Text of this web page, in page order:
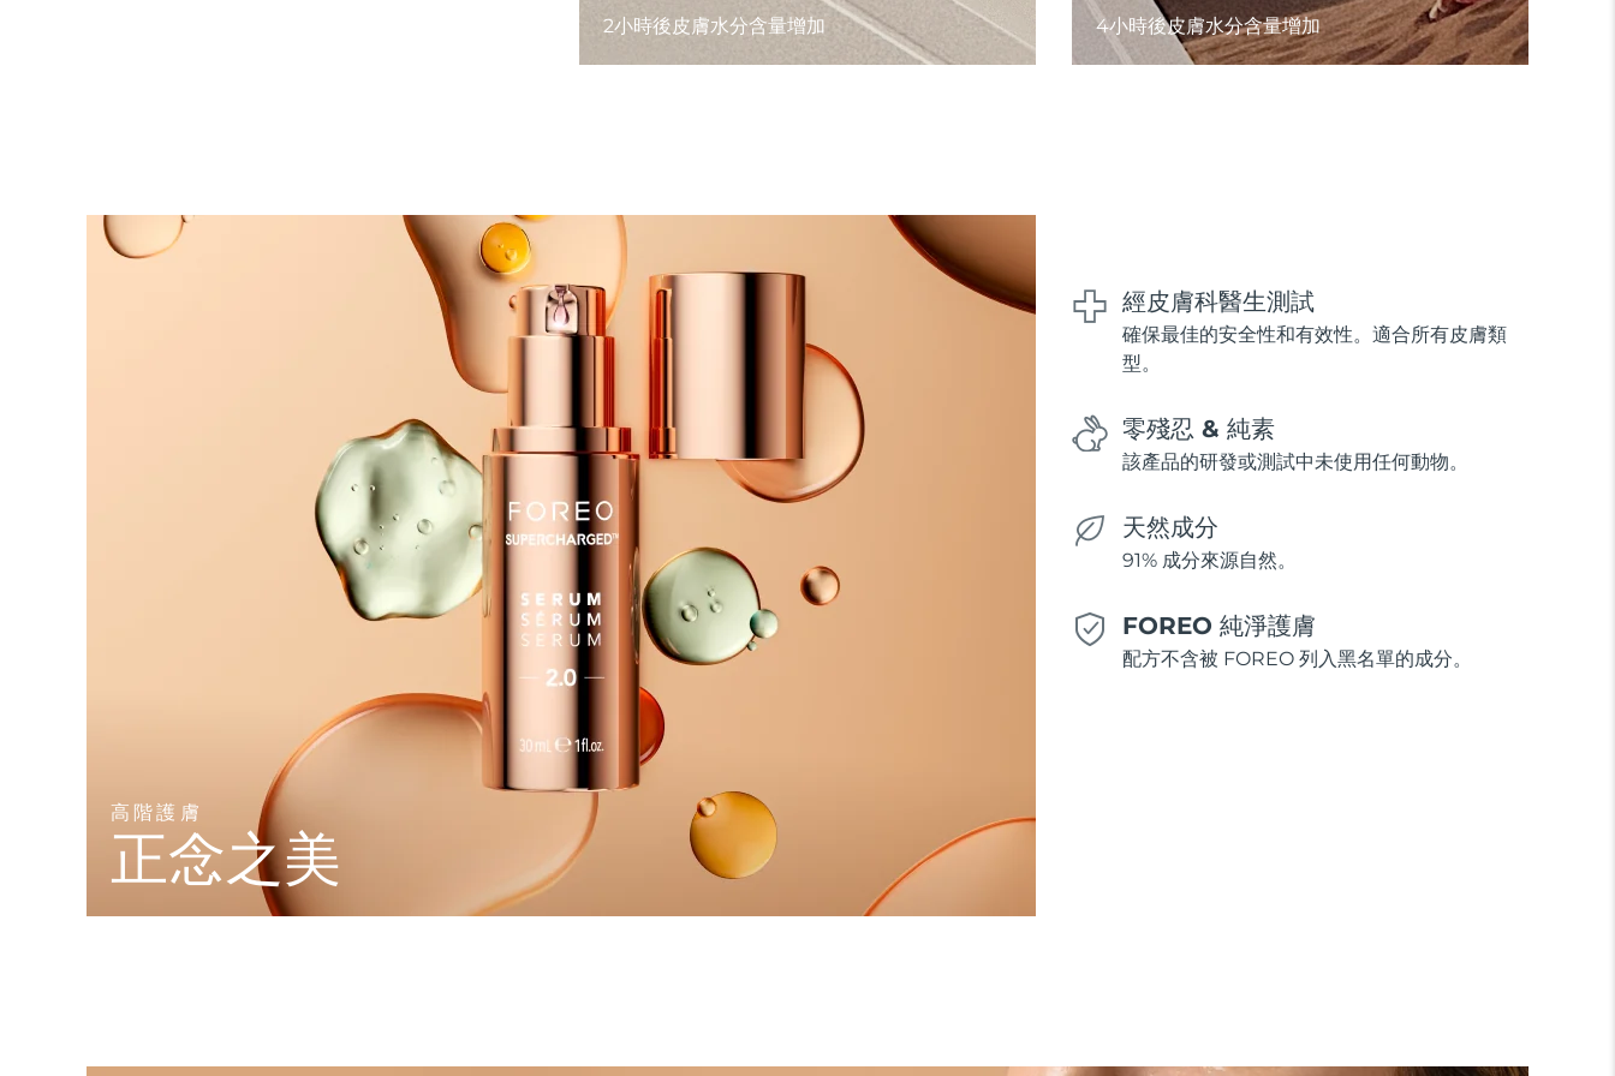
2小時後皮膚水分含量增加 4小時後皮膚水分含量增加
高階護膚
正念之美
經皮膚科醫生測試
確保最佳的安全性和有效性。適合所有皮膚類
型。
零殘忍 & 純素
該產品的研發或測試中未使用任何動物。
天然成分
91% 成分來源自然。
FOREO 純淨護膚
配方不含被 FOREO 列入黑名單的成分。